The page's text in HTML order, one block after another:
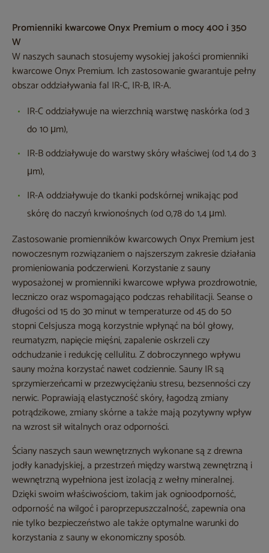
Promienniki kwarcowe Onyx Premium o mocy 400 i 350
W
W naszych saunach stosujemy wysokiej jakości promienniki
kwarcowe Onyx Premium. Ich zastosowanie gwarantuje pełny
obszar oddziaływania fal IR-C, IR-B, IR-A.
IR-C oddziaływuje na wierzchnią warstwę naskórka (od 3
do 10 μm),
IR-B oddziaływuje do warstwy skóry właściwej (od 1,4 do 3
μm),
IR-A oddziaływuje do tkanki podskórnej wnikając pod
skórę do naczyń krwionośnych (od 0,78 do 1,4 μm).
Zastosowanie promienników kwarcowych Onyx Premium jest
nowoczesnym rozwiązaniem o najszerszym zakresie działania
promieniowania podczerwieni. Korzystanie z sauny
wyposażonej w promienniki kwarcowe wpływa prozdrowotnie,
leczniczo oraz wspomagająco podczas rehabilitacji. Seanse o
długości od 15 do 30 minut w temperaturze od 45 do 50
stopni Celsjusza mogą korzystnie wpłynąć na ból głowy,
reumatyzm, napięcie mięśni, zapalenie oskrzeli czy
odchudzanie i redukcję cellulitu. Z dobroczynnego wpływu
sauny można korzystać nawet codziennie. Sauny IR są
sprzymierzeńcami w przezwyciężaniu stresu, bezsenności czy
nerwic. Poprawiają elastyczność skóry, łagodzą zmiany
potrądzikowe, zmiany skórne a także mają pozytywny wpływ
na wzrost sił witalnych oraz odporności.
Ściany naszych saun wewnętrznych wykonane są z drewna
jodły kanadyjskiej, a przestrzeń między warstwą zewnętrzną i
wewnętrzną wypełniona jest izolacją z wełny mineralnej.
Dzięki swoim właściwościom, takim jak ognioodporność,
odporność na wilgoć i paroprzepuszczalność, zapewnia ona
nie tylko bezpieczeństwo ale także optymalne warunki do
korzystania z sauny w ekonomiczny sposób.